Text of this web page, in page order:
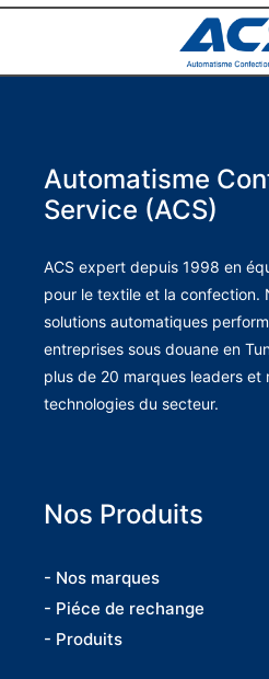
Automatisme
Service (ACS)
ACS expert depuis 1998 en
pour le textile et la confection.
solutions automatiques
entreprises sous douane en
plus de 20 marques leaders et
technologies du secteur.
Nos Produits
- Nos marques
- Piéce de rechange
- Produits